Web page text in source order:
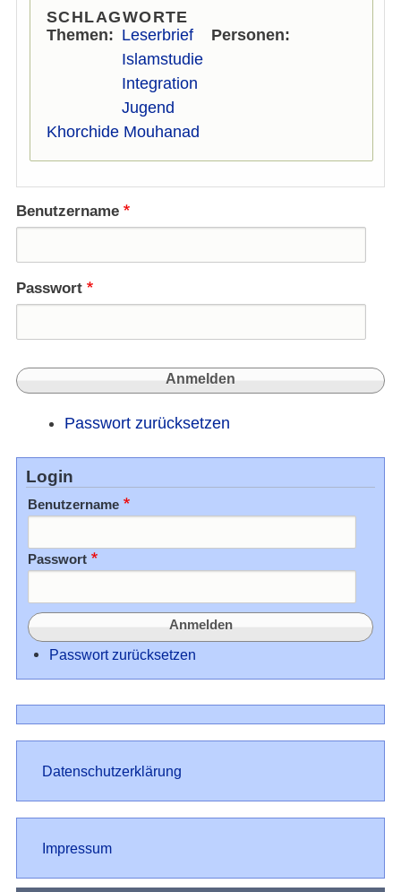
SCHLAGWORTE
Themen
Leserbrief
Islamstudie
Integration
Jugend
Personen
Khorchide Mouhanad
Benutzername
Passwort
Passwort zurücksetzen
Login
Benutzername
Passwort
Passwort zurücksetzen
Datenschutz
Datenschutzerklärung
Impressum
Impressum